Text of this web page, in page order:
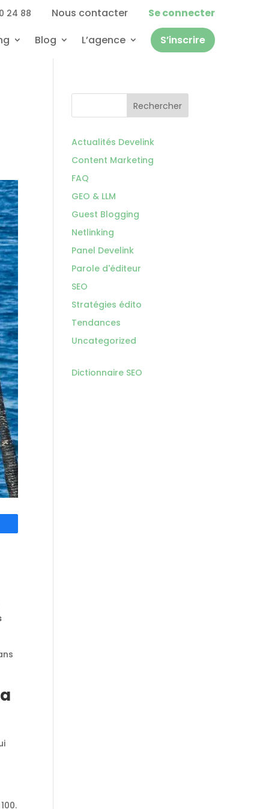
24 88 Nous contacter
Se connecter
Blog L’agence S’inscrire
Rechercher
Actualités Develink
Content Marketing
FAQ
GEO & LLM
Guest Blogging
Netlinking
Panel Develink
Parole d'éditeur
SEO
Stratégies édito
Tendances
Uncategorized
Dictionnaire SEO